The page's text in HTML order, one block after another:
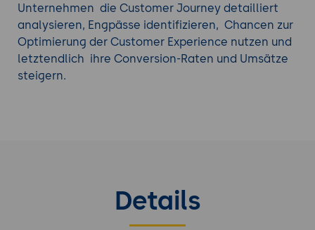
korrekten Zuordnung von Conversions.
Finden Sie die richtigeGoogle Schulungaus
unserem Portfolio.
Unternehmen die Customer Journey detailliert
analysieren, Engpässe identifizieren, Chancen zur
Optimierung der Customer Experience nutzen und
letztendlich ihre Conversion-Raten und Umsätze
steigern.
Details